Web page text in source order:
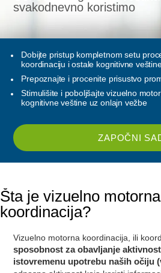
svakodnevno koristimo
Dobijte pristup kompletnom setu
koordinaciju i ostale kognitivne
Prepoznajte i procenite prisustvo
Stimulišite i poboljšajte vizuelno
kognitivne veštine uz onlajn vežbe
ZAPOČNI
Šta je vizuelno motorna
koordinacija?
Vizuelno motorna koordinacija, ili
sposobnost za obavljanje
istovremenu upotrebu naših očiju